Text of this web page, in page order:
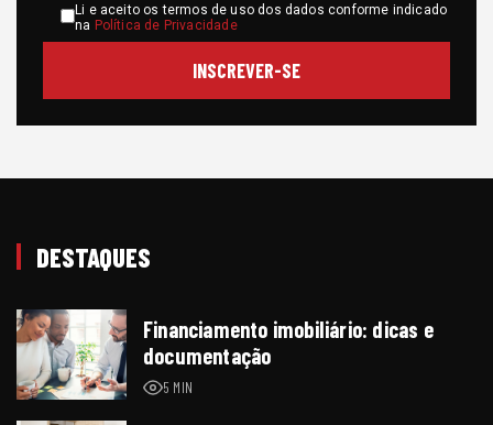
Li e aceito os termos de uso dos dados conforme indicado
na Política de Privacidade
DESTAQUES
Financiamento imobiliário: dicas e
documentação
5 MIN